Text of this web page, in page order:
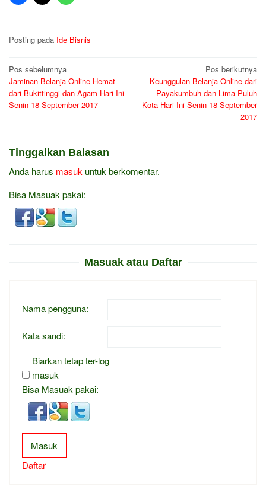
Posting pada Ide Bisnis
Navigasi
pos
Pos sebelumnya
Jaminan Belanja Online Hemat
dari Bukittinggi dan Agam Hari Ini
Senin 18 September 2017
Pos berikutnya
Keunggulan Belanja Online dari
Payakumbuh dan Lima Puluh
Kota Hari Ini Senin 18 September
2017
Tinggalkan Balasan
Anda harus masuk untuk berkomentar.
Bisa Masuak pakai:
Masuak atau Daftar
Nama pengguna:
Kata sandi:
Biarkan tetap ter-log
masuk
Bisa Masuak pakai:
Masuk
Daftar